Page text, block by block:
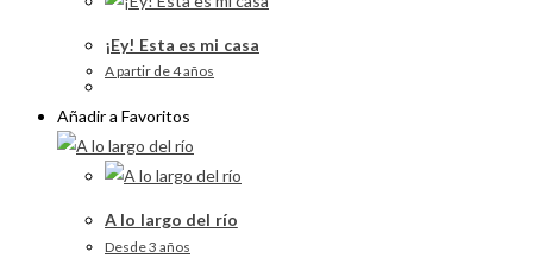
¡Ey! Esta es mi casa
A partir de 4 años
Añadir a Favoritos
A lo largo del río
Desde 3 años